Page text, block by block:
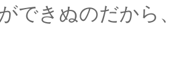
できぬのだか